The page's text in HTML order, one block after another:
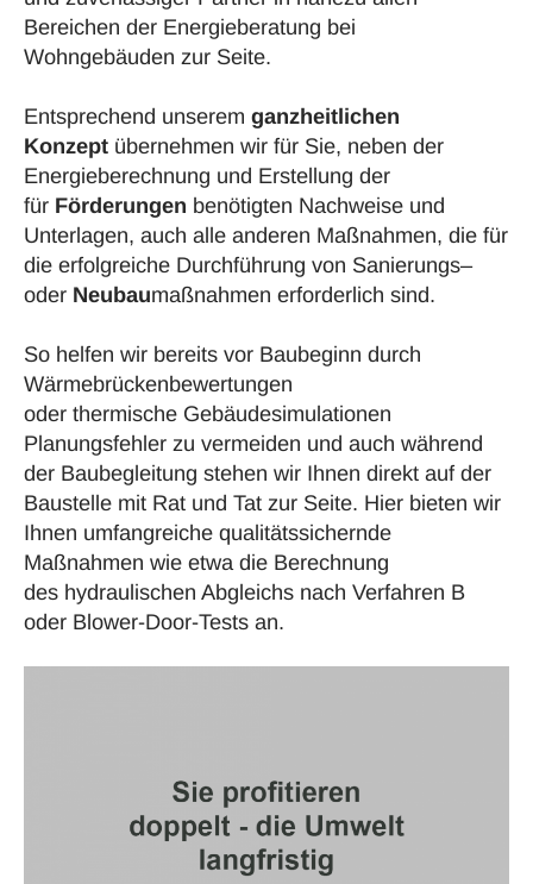
Bereichen der Energieberatung bei
Wohngebäuden zur Seite.
Entsprechend unserem ganzheitlichen
Konzept übernehmen wir für Sie, neben der
Energieberechnung und Erstellung der
für Förderungen benötigten Nachweise und
Unterlagen, auch alle anderen Maßnahmen, die für
die erfolgreiche Durchführung von Sanierungs–
oder Neubaumaßnahmen erforderlich sind.
So helfen wir bereits vor Baubeginn durch
Wärmebrückenbewertungen
oder thermische Gebäudesimulationen
Planungsfehler zu vermeiden und auch während
der Baubegleitung stehen wir Ihnen direkt auf der
Baustelle mit Rat und Tat zur Seite. Hier bieten wir
Ihnen umfangreiche qualitätssichernde
Maßnahmen wie etwa die Berechnung
des hydraulischen Abgleichs nach Verfahren B
oder Blower-Door-Tests an.